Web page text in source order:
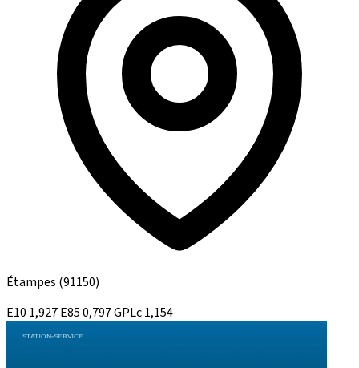
Étampes (91150)
E10 1,927E850,797GPLc1,154